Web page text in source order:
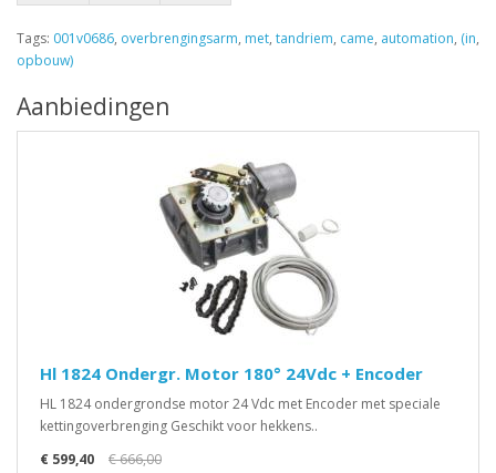
Tags: 001v0686, overbrengingsarm, met, tandriem, came, automation, (in,
opbouw)
Aanbiedingen
Hl 1824 Ondergr. Motor 180° 24Vdc + Encoder
HL 1824 ondergrondse motor 24 Vdc met Encoder met speciale
kettingoverbrenging Geschikt voor hekkens..
€ 599,40
€ 666,00